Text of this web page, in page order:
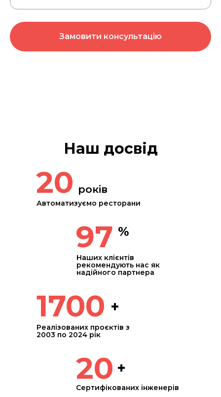
Замовити консультацію
20
Автоматизуємо ресторани
років
1700
Реалізованих проєктів з
2003 по 2024 рік
+
Наш досвід
+
Cертифікованих інженерів
20
%
Наших клієнтів
рекомендують нас як
надійного партнера
97